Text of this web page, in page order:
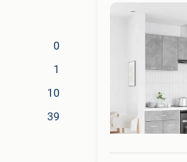
0
1
10
39